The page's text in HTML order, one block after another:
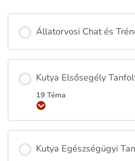
Állatorvosi Chat és
Kutya Elsősegély
19 Téma
Kutya Egészségügyi